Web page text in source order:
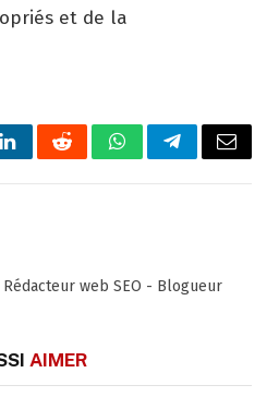
et de la
LinkedInRedditWhatsAppTelegramEmail
web SEO - Blogueur
AIMER